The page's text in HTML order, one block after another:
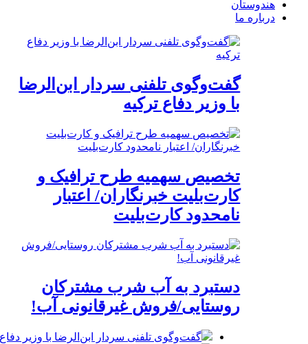
هندوستان
درباره ما
گفت‌وگوی تلفنی سردار ابن‌الرضا
با وزیر دفاع ترکیه
تخصیص سهمیه طرح ترافیک و
کارت‌بلیت خبرنگاران/ اعتبار
نامحدود کارت‌بلیت
دستبرد به آب شرب مشترکان
روستایی/فروش غیرقانونی آب!
گفت‌وگوی تلفنی سردار ابن‌الرضا با وزیر